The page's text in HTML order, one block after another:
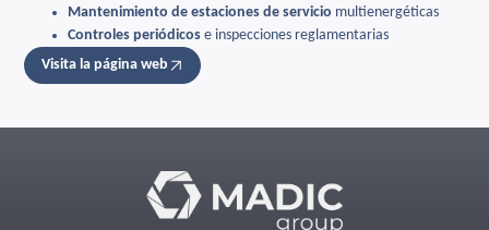
Mantenimiento de estaciones de servicio multienergéticas
Controles periódicos e inspecciones reglamentarias
Visita la página web